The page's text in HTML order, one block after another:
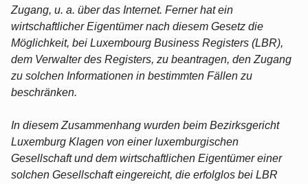
Zugang, u. a. über das Internet. Ferner hat ein
wirtschaftlicher Eigentümer nach diesem Gesetz die
Möglichkeit, bei Luxembourg Business Registers (LBR),
dem Verwalter des Registers, zu beantragen, den Zugang
zu solchen Informationen in bestimmten Fällen zu
beschränken.
In diesem Zusammenhang wurden beim Bezirksgericht
Luxemburg Klagen von einer luxemburgischen
Gesellschaft und dem wirtschaftlichen Eigentümer einer
solchen Gesellschaft eingereicht, die erfolglos bei LBR